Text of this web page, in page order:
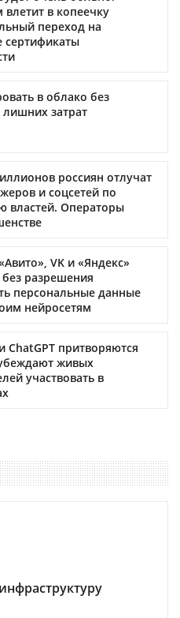
в копеечку
переход на
сертификаты
в облако без
лишних затрат
россиян отлучат
и соцсетей по
властей. Операторы
VK и «Яндекс»
разрешения
персональные данные
нейросетям
ChatGPT притворяются
живых
участвовать в